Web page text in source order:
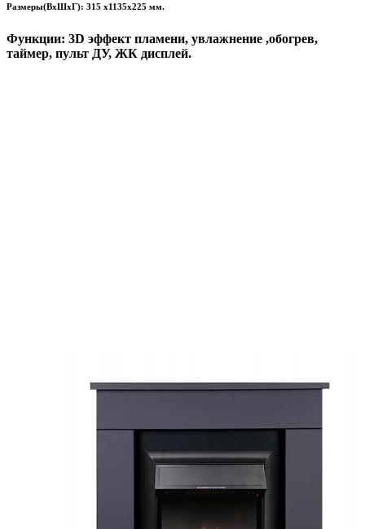
Размеры(ВхШхГ): 315 х1135х225 мм.
Функции: 3D эффект пламени, увлажнение ,обогрев,
таймер, пульт ДУ, ЖК дисплей.